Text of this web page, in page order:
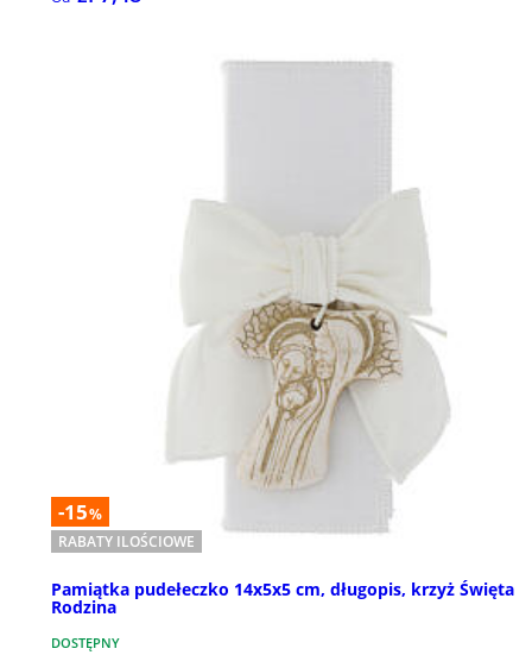
-15%
RABATY ILOŚCIOWE
Pamiątka pudełeczko 14x5x5 cm, długopis, krzyż Święta
Rodzina
DOSTĘPNY